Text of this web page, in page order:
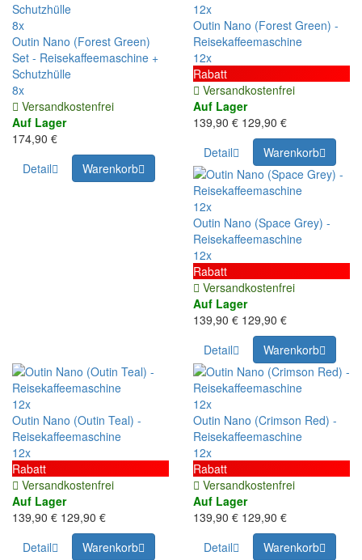
8x
Outin Nano (Forest Green)
Set - Reisekaffeemaschine +
Schutzhülle
8x
Versandkostenfrei
Auf Lager
174,90 €
Detail
Warenkorb
12x
Outin Nano (Forest Green) -
Reisekaffeemaschine
12x
Rabatt
Versandkostenfrei
Auf Lager
139,90 € 129,90 €
Detail
Warenkorb
12x
Outin Nano (Space Grey) -
Reisekaffeemaschine
12x
Rabatt
Versandkostenfrei
Auf Lager
139,90 € 129,90 €
Detail
Warenkorb
12x
Outin Nano (Outin Teal) -
Reisekaffeemaschine
12x
Rabatt
Versandkostenfrei
Auf Lager
139,90 € 129,90 €
Detail
Warenkorb
12x
Outin Nano (Crimson Red) -
Reisekaffeemaschine
12x
Rabatt
Versandkostenfrei
Auf Lager
139,90 € 129,90 €
Detail
Warenkorb